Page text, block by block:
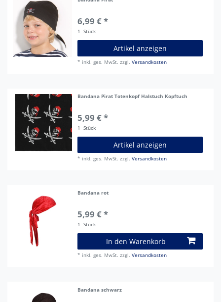
6,99 € *
1 Stück
Artikel anzeigen
* inkl. ges. MwSt. zzgl.Versandkosten
Bandana Pirat Totenkopf Halstuch Kopftuch
5,99 € *
1 Stück
Artikel anzeigen
* inkl. ges. MwSt. zzgl.Versandkosten
Bandana rot
5,99 € *
1 Stück
In den Warenkorb
* inkl. ges. MwSt. zzgl.Versandkosten
Bandana schwarz